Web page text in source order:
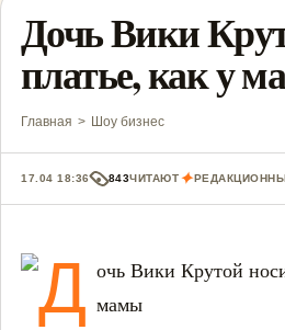
Дочь Вики
платье, как у
Главная > Шоу бизнес
17.04 18:36 843ЧИТАЮТ✦